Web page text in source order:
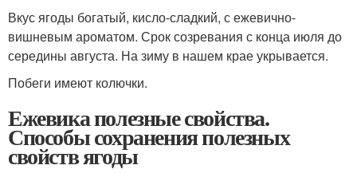
Вкус ягоды богатый, кисло-сладкий, с ежевично-
вишневым ароматом. Срок созревания с конца июля до
середины августа. На зиму в нашем крае укрывается.
Побеги имеют колючки.
Ежевика полезные свойства.
Способы сохранения полезных
свойств ягоды